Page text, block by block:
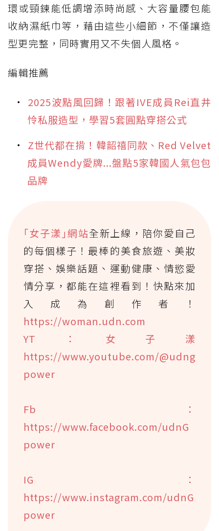
環或頸鍊能低調增添時尚感、大容量腰包能
收納濕紙巾等，藉由這些小細節，不僅讓造
型更完整，同時實用又不失個人風格。
編輯推薦
2025波點風回歸！跟著IVE成員Rei直井
怜私服造型，學習5套圓點穿搭公式
Z世代都在揹！韓韶禧同款、Red Velvet
成員Wendy愛牌...盤點5家韓國人氣包包
品牌
｢女子漾｣網站全新上線，陪你愛自己
的每個樣子！最棒的美食旅遊、美妝
穿搭、娛樂話題、運動健康、情慾愛
情分享，都能在這裡看到！快點來加
入成為創作者！
https://woman.udn.com
YT：女子漾
https://www.youtube.com/@udng
power
Fb：
https://www.facebook.com/udnG
power
IG：
https://www.instagram.com/udnG
power